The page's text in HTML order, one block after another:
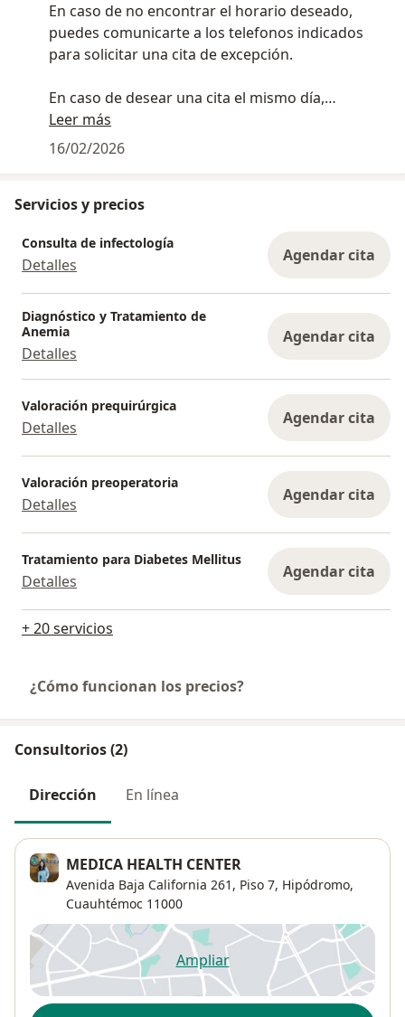
En caso de no encontrar el horario deseado,
puedes comunicarte a los telefonos indicados
para solicitar una cita de excepción.
En caso de desear una cita el mismo día,
comunícate al número de WhatsApp
Leer más
16/02/2026
Servicios y precios
Consulta de infectología
Detalles Agendar cita
Diagnóstico y Tratamiento de
Anemia
Detalles
Agendar cita
Valoración prequirúrgica
Detalles Agendar cita
Valoración preoperatoria
Detalles Agendar cita
Tratamiento para Diabetes Mellitus
Detalles Agendar cita
+ 20 servicios
¿Cómo funcionan los precios?
Consultorios (2)
Dirección En línea
MEDICA HEALTH CENTER
Avenida Baja California 261, Piso 7, Hipódromo,
Cuauhtémoc 11000
Ampliarse abre en una nueva
Disponibilidad